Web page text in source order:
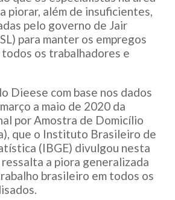
piorar, além de insuficientes,
pelo governo de Jair
para manter os empregos
os trabalhadores e
Dieese com base nos dados
a maio de 2020 da
por Amostra de Domicílio
que o Instituto Brasileiro de
(IBGE) divulgou nesta
a piora generalizada
brasileiro em todos os